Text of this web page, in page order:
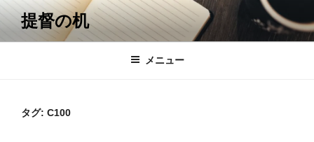
コ
テ
提督の机
メニュー
タグ: C100